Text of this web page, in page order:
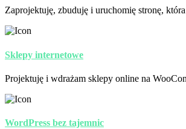
Zaprojektuję, zbuduję i uruchomię stronę,
Sklepy internetowe
Projektuję i wdrażam sklepy online na
WordPress bez tajemnic